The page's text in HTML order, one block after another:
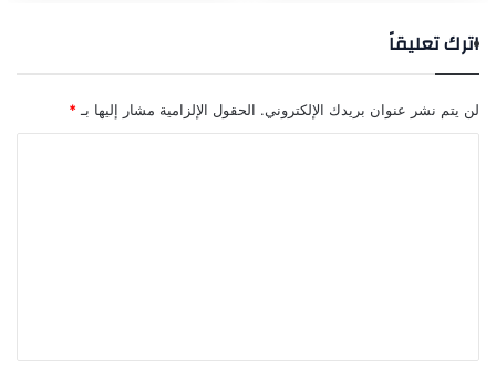
اترك تعليقاً
لن يتم نشر عنوان بريدك الإلكتروني. الحقول الإلزامية مشار إليها بـ *